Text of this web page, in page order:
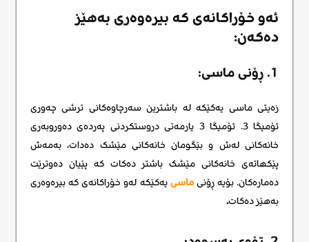
ئەو خۆراکانەی کە بیرەوەری بەهێز
دەکەن:
1. ڕۆنی ماسی:
زەیتی ماسی یەکێکە لە باشترین سەرچاوەکانی ترشی چەوری
ئۆمیگا 3. ئۆمیگا 3 یارمەتی دروستکردنی پەردەی دەوروبەری
خانەکانی لەش و بێگومان خانەکانی مێشک دەدات، بەمەش
پێکهاتەی خانەکانی مێشک باشتر دەکات کە پێیان دەوترێت
دەمارەکان. بۆیە ڕۆنیماسییەکێکە لەو خۆراکانەی کە بیرەوەری
بەهێز دەکات.